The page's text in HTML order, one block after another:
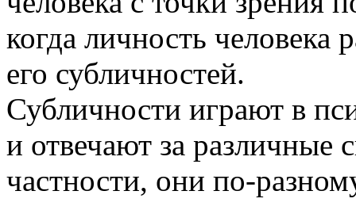
когда личность человека
его субличностей.
Субличности играют в
и отвечают за различные
частности, они по-